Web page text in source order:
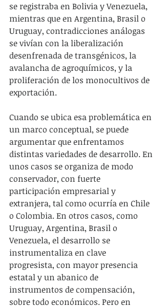
se registraba en Bolivia y Venezuela,
mientras que en Argentina, Brasil o
Uruguay, contradicciones análogas
se vivían con la liberalización
desenfrenada de transgénicos, la
avalancha de agroquímicos, y la
proliferación de los monocultivos de
exportación.
Cuando se ubica esa problemática en
un marco conceptual, se puede
argumentar que enfrentamos
distintas variedades de desarrollo. En
unos casos se organiza de modo
conservador, con fuerte
participación empresarial y
extranjera, tal como ocurría en Chile
o Colombia. En otros casos, como
Uruguay, Argentina, Brasil o
Venezuela, el desarrollo se
instrumentaliza en clave
progresista, con mayor presencia
estatal y un abanico de
instrumentos de compensación,
sobre todo económicos. Pero en